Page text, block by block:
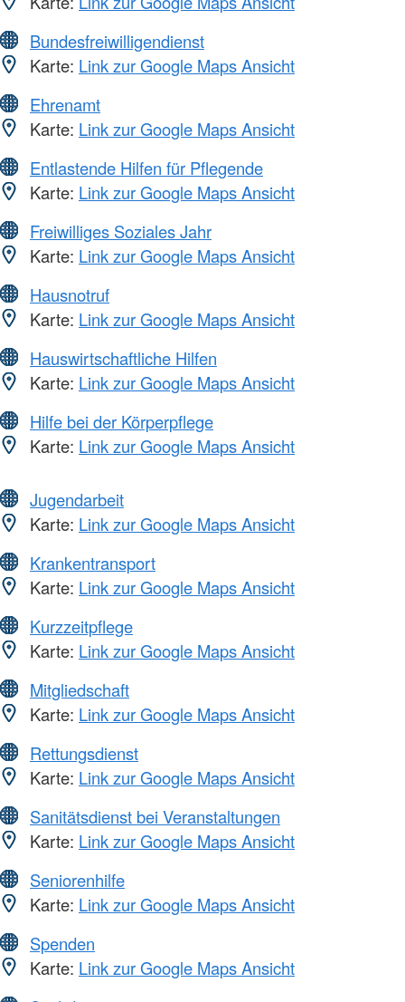
Bundesfreiwilligendienst
Karte: Link zur Google Maps Ansicht
Ehrenamt
Karte: Link zur Google Maps Ansicht
Entlastende Hilfen für Pflegende
Karte: Link zur Google Maps Ansicht
Freiwilliges Soziales Jahr
Karte: Link zur Google Maps Ansicht
Hausnotruf
Karte: Link zur Google Maps Ansicht
Hauswirtschaftliche Hilfen
Karte: Link zur Google Maps Ansicht
Hilfe bei der Körperpflege
Karte: Link zur Google Maps Ansicht
Jugendarbeit
Karte: Link zur Google Maps Ansicht
Krankentransport
Karte: Link zur Google Maps Ansicht
Kurzzeitpflege
Karte: Link zur Google Maps Ansicht
Mitgliedschaft
Karte: Link zur Google Maps Ansicht
Rettungsdienst
Karte: Link zur Google Maps Ansicht
Sanitätsdienst bei Veranstaltungen
Karte: Link zur Google Maps Ansicht
Seniorenhilfe
Karte: Link zur Google Maps Ansicht
Spenden
Karte: Link zur Google Maps Ansicht